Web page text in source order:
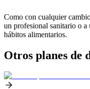
Como con cualquier
un profesional sanitario o
hábitos alimentarios.
Otros planes de